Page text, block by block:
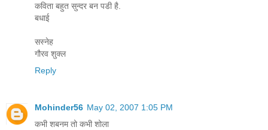
कविता बहुत सुन्दर बन पडी है.
बधाई
सस्नेह
गौरव शुक्ल
Reply
Mohinder56 May 02, 2007 1:05 PM
कभी शबनम तो कभी शोला